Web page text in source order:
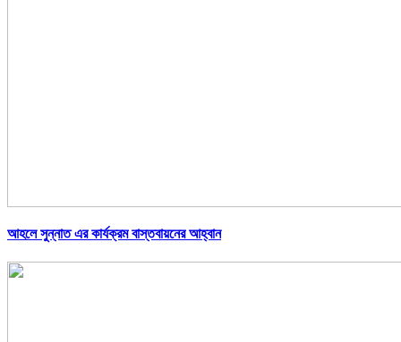
আহলে সুন্নাত এর কার্যক্রম বাস্তবায়নের আহ্বান